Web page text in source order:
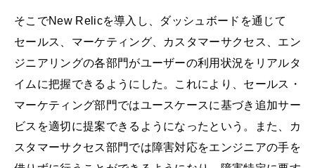
そこでNew Relicを導入し、ダッシュボードを通じて
セールス、マーケティング、カスタマーサクセス、エン
ジニアリングの各部門がユーザーの利用状況をリアルタ
イムに把握できるようにした。これにより、セールス・
マーケティング部門ではユースケースに基づき追加サー
ビスを適切に提案できるようになったという。また、カ
スタマーサクセス部門では障害対応をエンジニアの手を